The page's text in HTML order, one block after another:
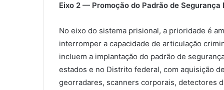
Eixo 2 — Promoção do Padrão de
No eixo do sistema prisional, a prioridade é
interromper a capacidade de articulação
incluem a implantação do padrão de
estados e no Distrito federal, com aquisição
georradares, scanners corporais, detectores